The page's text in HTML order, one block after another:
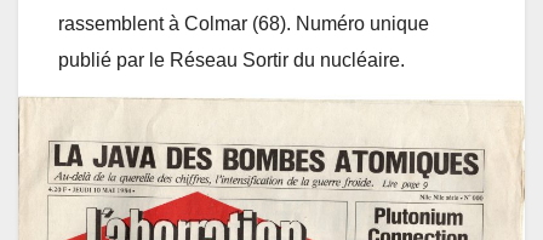
rassemblent à Colmar (68). Numéro unique
publié par le Réseau Sortir du nucléaire.